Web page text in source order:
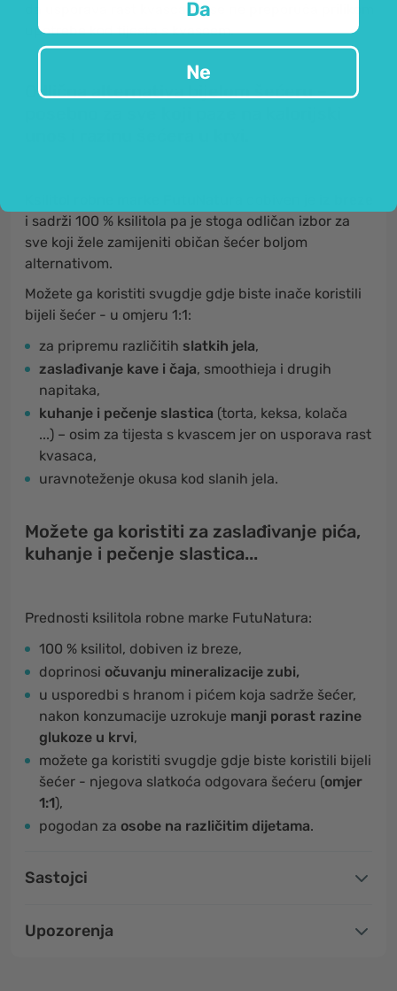
da usporava rast kvasca pa se ne preporuča prilikom
upotrebe kod tijesta s kvascem.
Odlična alternativa bijelom šećeru –
i sadrži 100 % ksilitola pa je stoga odličan izbor za
sve koji žele zamijeniti običan šećer boljom
alternativom.
Možete ga koristiti svugdje gdje biste inače koristili
bijeli šećer - u omjeru 1:1:
za pripremu različitih slatkih jela,
zaslađivanje kave i čaja, smoothieja i drugih
napitaka,
kuhanje i pečenje slastica (torta, keksa, kolača
...) – osim za tijesta s kvascem jer on usporava rast
kvasaca,
uravnoteženje okusa kod slanih jela.
Možete ga koristiti za zaslađivanje pića,
kuhanje i pečenje slastica...
Prednosti ksilitola robne marke FutuNatura:
100 % ksilitol, dobiven iz breze,
doprinosi očuvanju mineralizacije zubi,
u usporedbi s hranom i pićem koja sadrže šećer,
nakon konzumacije uzrokuje manji porast razine
glukoze u krvi,
možete ga koristiti svugdje gdje biste koristili bijeli
šećer - njegova slatkoća odgovara šećeru (omjer
1:1),
pogodan za osobe na različitim dijetama.
Sastojci
Upozorenja
Da
Ne